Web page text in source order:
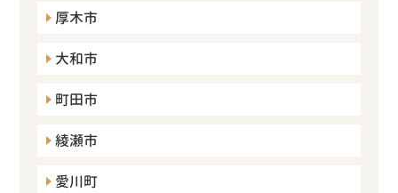
厚木市
大和市
町田市
綾瀬市
愛川町